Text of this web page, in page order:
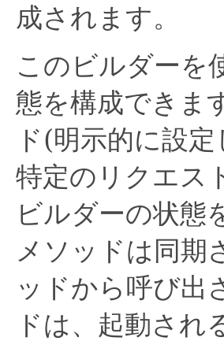
成されます。
このビルダーを
態を構成できま
ド(明示的に設
特定のリクエス
ビルダーの状態
メソッドは同期
ッドから呼び出
ドは、起動され